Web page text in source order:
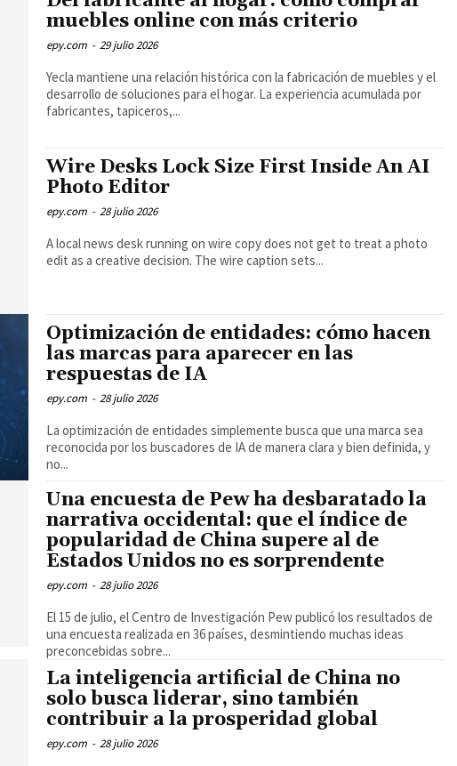
muebles online con más criterio
epy.com - 29 julio 2026
Yecla mantiene una relación histórica con la fabricación de muebles y el
desarrollo de soluciones para el hogar. La experiencia acumulada por
fabricantes, tapiceros,...
Wire Desks Lock Size First Inside An AI
Photo Editor
epy.com - 28 julio 2026
A local news desk running on wire copy does not get to treat a photo
edit as a creative decision. The wire caption sets...
Optimización de entidades: cómo hacen
las marcas para aparecer en las
respuestas de IA
epy.com - 28 julio 2026
La optimización de entidades simplemente busca que una marca sea
reconocida por los buscadores de IA de manera clara y bien definida, y
no...
Una encuesta de Pew ha desbaratado la
narrativa occidental: que el índice de
popularidad de China supere al de
Estados Unidos no es sorprendente
epy.com - 28 julio 2026
El 15 de julio, el Centro de Investigación Pew publicó los resultados de
una encuesta realizada en 36 países, desmintiendo muchas ideas
preconcebidas sobre...
La inteligencia artificial de China no
solo busca liderar, sino también
contribuir a la prosperidad global
epy.com - 28 julio 2026